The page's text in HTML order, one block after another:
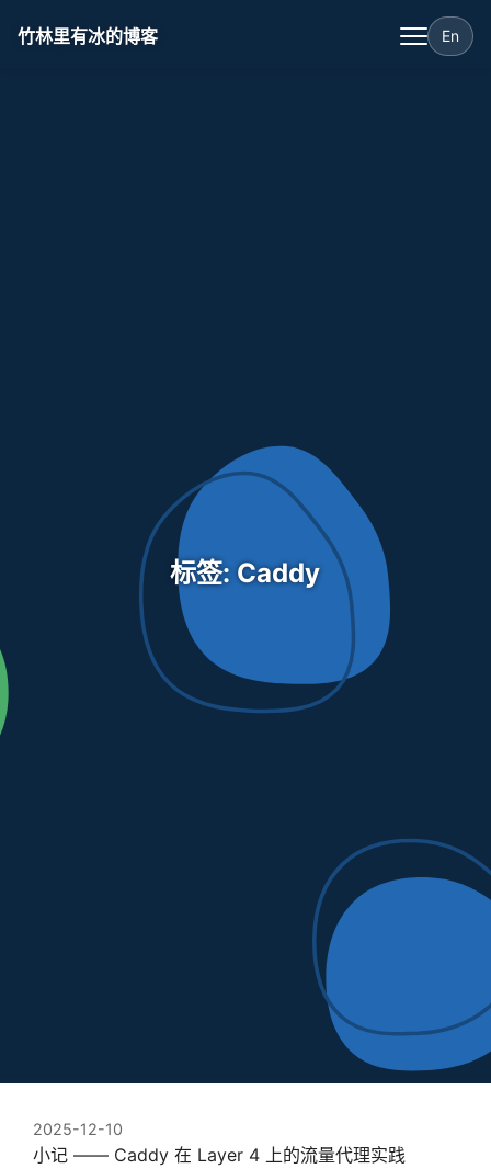
竹林里有冰的博客 En
标签: Caddy
2025-12-10
小记 —— Caddy 在 Layer 4 上的流量代理实践